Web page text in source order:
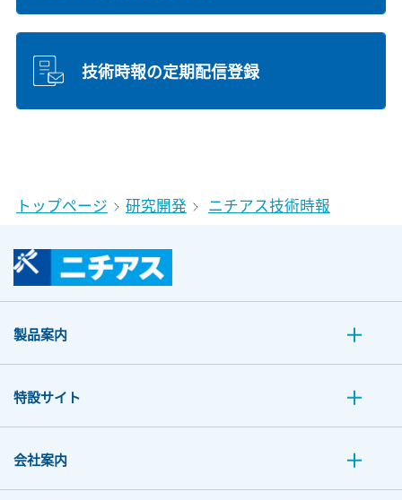
技術時報の定期配信登録
トップページ 研究開発 ニチアス技術時報
製品案内
特設サイト
会社案内